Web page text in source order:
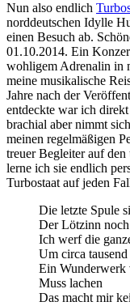
Nun also endlich
norddeutschen Idylle
einen Besuch ab.
01.10.2014. Ein
wohligem Adrenalin in
meine musikalische
Jahre nach der
entdeckte war ich
brachial aber nimmt
meinen regelmäßigen
treuer Begleiter auf
lerne ich sie endlich
Turbostaat auf jeden
Die letzte Spule
Der Lötzinn
Ich werf die
Um circa tausend
Ein Wunderwerk
Muss lachen
Das macht mir